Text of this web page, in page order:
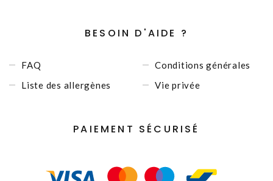
BESOIN D'AIDE ?
FAQ
Liste des allergènes
Conditions générales
Vie privée
PAIEMENT SÉCURISÉ